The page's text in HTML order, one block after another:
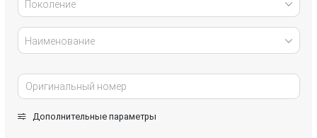
Поколение
Наименование
Дополнительные параметры